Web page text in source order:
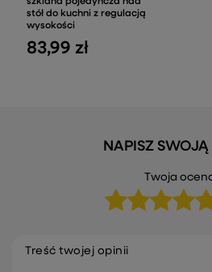
stół do kuchni z regulacją
wysokości
83,99 zł
NAPISZ SWOJĄ
Twoja
Treść twojej opinii